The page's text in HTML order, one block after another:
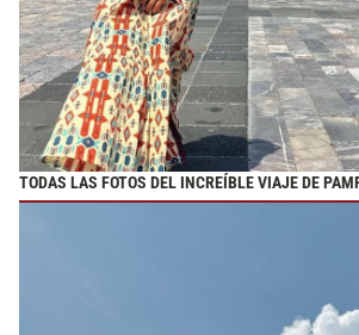
TODAS LAS FOTOS DEL INCREÍBLE VIAJE DE